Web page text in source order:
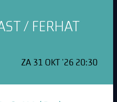
/ FERHAT
ZA 31 OKT '26 20:30